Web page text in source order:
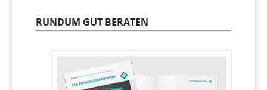
RUNDUM GUT BERATEN